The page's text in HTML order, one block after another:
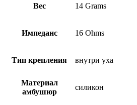
Вес 14 Grams
Импеданс 16 Ohms
Тип крепления внутри уха
Материал
амбушюр
силикон